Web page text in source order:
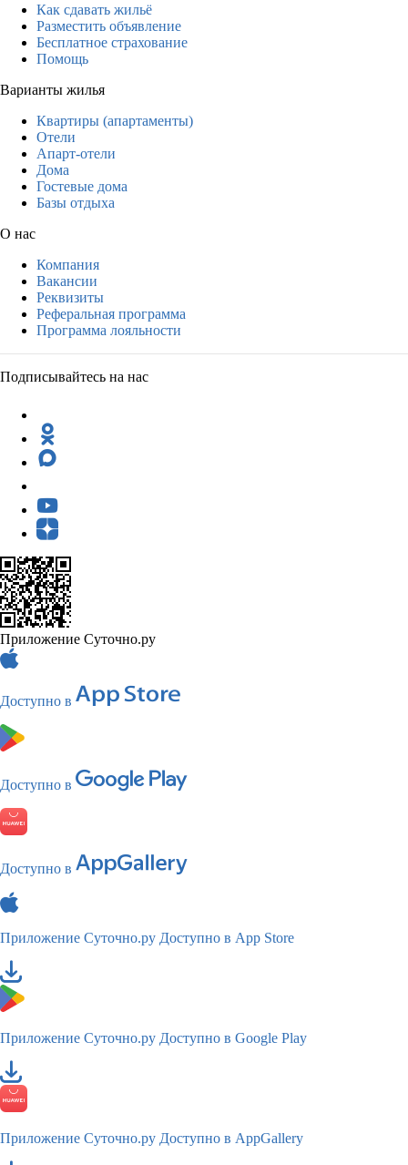
Как сдавать жильё
Разместить объявление
Бесплатное страхование
Помощь
Варианты жилья
Квартиры (апартаменты)
Отели
Апарт-отели
Дома
Гостевые дома
Базы отдыха
О нас
Компания
Вакансии
Реквизиты
Реферальная программа
Программа лояльности
Подписывайтесь на нас
Приложение Суточно.ру
Доступно в
Доступно в
Доступно в
Приложение Суточно.ру Доступно в App Store
Приложение Суточно.ру Доступно в Google Play
Приложение Суточно.ру Доступно в AppGallery